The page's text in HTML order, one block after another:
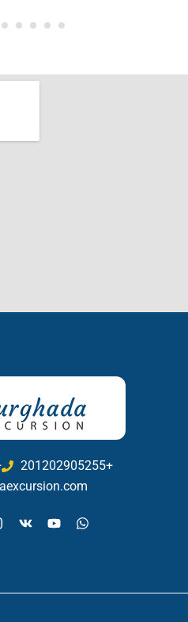
201202905255+